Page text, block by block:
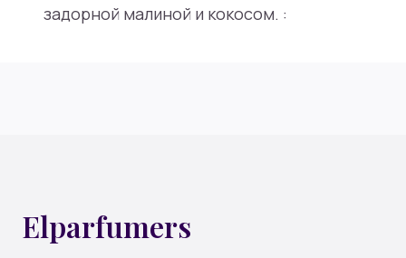
задорной малиной и кокосом. :
Elparfumers